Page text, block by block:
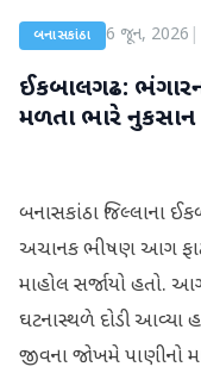
બનાસકાંઠા 6 જૂન, 2026
ઈકબાલગઢ:
મળતા ભારે નુકસાન
બનાસકાંઠા જિલ્લાના
અચાનક ભીષણ આગ ફાટી
માહોલ સર્જાયો હતો.
ઘટનાસ્થળે દોડી આવ્યા
જીવના જોખમે પાણીનો